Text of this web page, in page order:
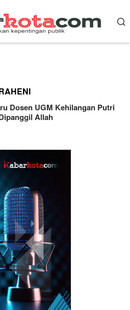
Dosen UGM Kehilangan Putri
Allah